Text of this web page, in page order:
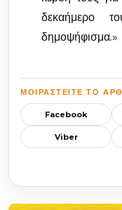
δεκαήμερο
δημοψήφισμα.»
ΜΟΙΡΑΣΤΕΊΤΕ ΤΟ
Facebook
Viber